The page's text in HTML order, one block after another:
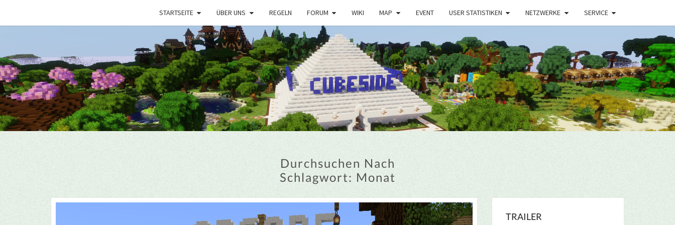
STARTSEITE ÜBER UNS REGELN FORUM WIKI MAP EVENT USER STATISTIKEN NETZWERKE SERVICE
Durchsuchen Nach
Schlagwort: Monat
TRAILER